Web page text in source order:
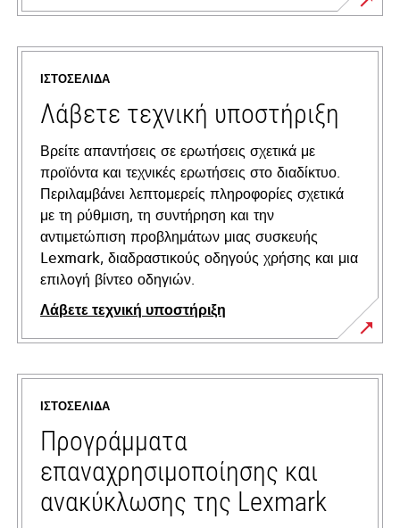
ΙΣΤΟΣΕΛΊΔΑ
Λάβετε τεχνική υποστήριξη
Βρείτε απαντήσεις σε ερωτήσεις σχετικά με
προϊόντα και τεχνικές ερωτήσεις στο διαδίκτυο.
Περιλαμβάνει λεπτομερείς πληροφορίες σχετικά
με τη ρύθμιση, τη συντήρηση και την
αντιμετώπιση προβλημάτων μιας συσκευής
Lexmark, διαδραστικούς οδηγούς χρήσης και μια
επιλογή βίντεο οδηγιών.
Λάβετε τεχνική υποστήριξη
opens
in
new
tab
ΙΣΤΟΣΕΛΊΔΑ
Προγράμματα
επαναχρησιμοποίησης και
ανακύκλωσης της Lexmark